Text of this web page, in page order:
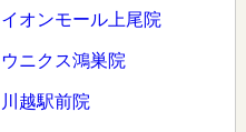
イオンモール上尾院
ウニクス鴻巣院
川越駅前院